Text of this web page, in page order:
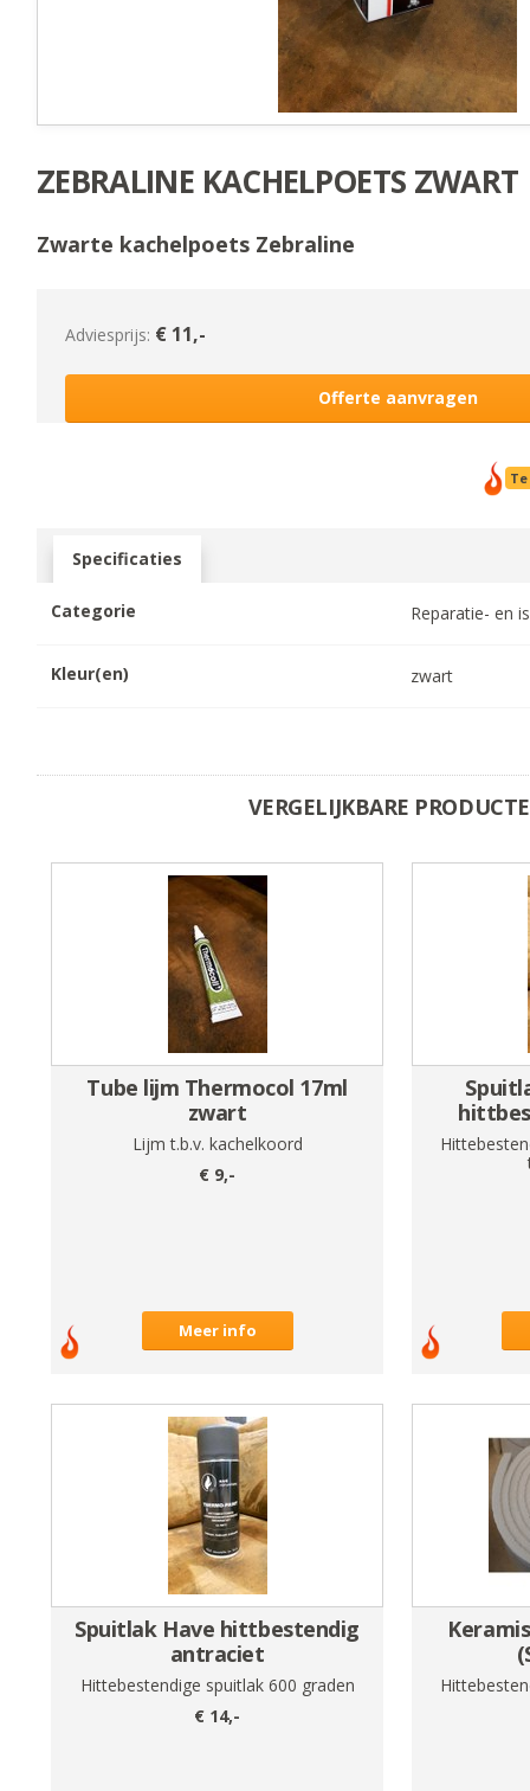
ZEBRALINE KACHELPOETS ZWART
Zwarte kachelpoets Zebraline
Adviesprijs: € 11,-
Offerte aanvragen
Specificaties
Categorie Reparatie- en
Kleur(en) zwart
VERGELIJKBARE
Tube lijm Thermocol 17ml
zwart
Lijm t.b.v. kachelkoord
€ 9,-
Meer info
Spuitlak Have hittbestendig
antraciet
Hittebestendige spuitlak 600 graden
€ 14,-